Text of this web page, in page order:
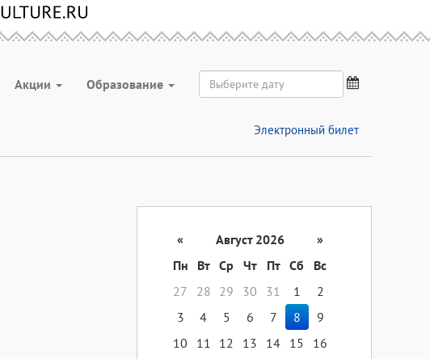
Акции Образование
Электронный билет
« Август 2026
»
Пн
Вт Ср Чт Пт Сб
Вс
27
28 29 30 31 1
2
3
4 5 6 7 8
9
10
11 12 13 14 15
16